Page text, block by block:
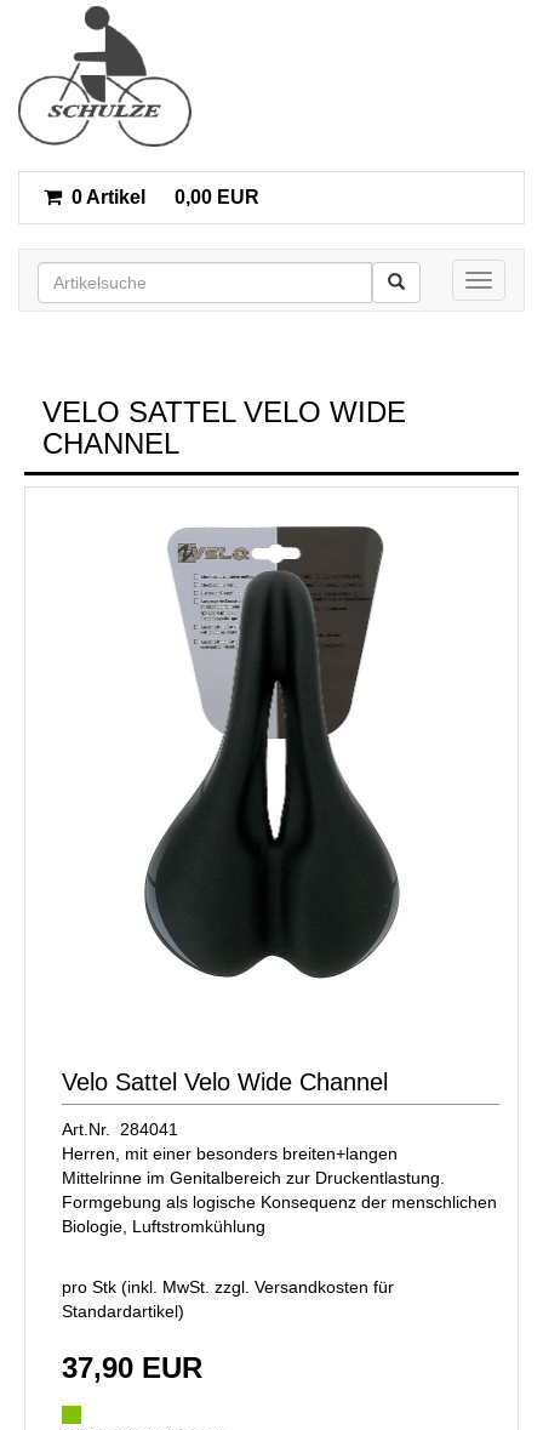
0 Artikel 0,00 EUR
Toggle
VELO SATTEL VELO WIDE
CHANNEL
Velo Sattel Velo Wide Channel
Art.Nr. 284041
Herren, mit einer besonders breiten+langen
Mittelrinne im Genitalbereich zur Druckentlastung.
Formgebung als logische Konsequenz der menschlichen
Biologie, Luftstromkühlung
pro Stk (inkl. MwSt. zzgl. Versandkosten für
Standardartikel)
37,90 EUR